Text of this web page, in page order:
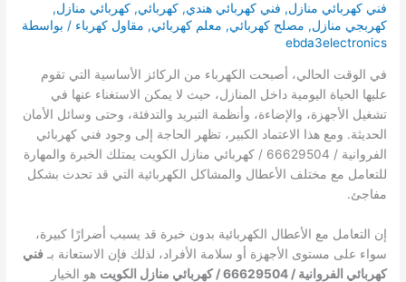
فني كهربائي منازل, فني كهربائي هندي,كهربائي,كهربائي منازل,
كهربجي منازل, مصلح كهربائي, معلم كهربائي, مقاول كهرباء / بواسطة
ebda3electronics
في الوقت الحالي، أصبحت الكهرباء من الركائز الأساسية التي تقوم
عليها الحياة اليومية داخل المنازل، حيث لا يمكن الاستغناء عنها في
تشغيل الأجهزة، والإضاءة، وأنظمة التبريد والتدفئة، وحتى وسائل الأمان
الحديثة. ومع هذا الاعتماد الكبير، تظهر الحاجة إلى وجود فني كهربائي
الفروانية / 66629504 / كهربائي منازل الكويت يمتلك الخبرة والمهارة
للتعامل مع مختلف الأعطال والمشاكل الكهربائية التي قد تحدث بشكل
مفاجئ.
إن التعامل مع الأعطال الكهربائية بدون خبرة قد يسبب أضرارًا كبيرة،
سواء على مستوى الأجهزة أو سلامة الأفراد، لذلك فإن الاستعانة بـفني
كهربائي الفروانية / 66629504 / كهربائي منازل الكويت
هو الخيار